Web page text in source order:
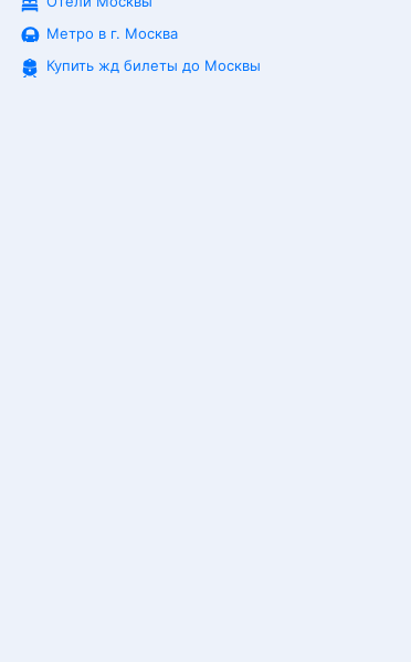
Метро в г. Москва
Купить жд билеты до Москвы